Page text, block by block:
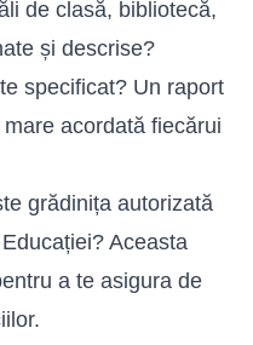
de clasă, bibliotecă,
și descrise?
specificat? Un raport
acordată fiecărui
grădinița autorizată
Aceasta
a te asigura de